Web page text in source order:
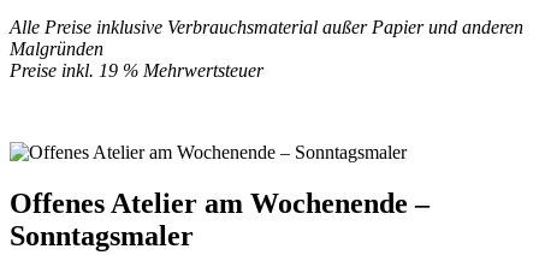
Alle Preise inklusive Verbrauchsmaterial außer Papier und anderen
Malgründen
Preise inkl. 19 % Mehrwertsteuer
Offenes Atelier am Wochenende –
Sonntagsmaler